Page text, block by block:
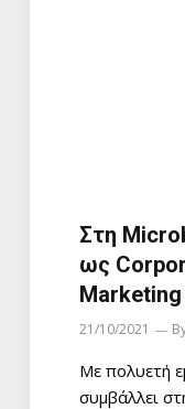
Στη
ως
21/10/2021
Με πολυετή
συμβάλλει